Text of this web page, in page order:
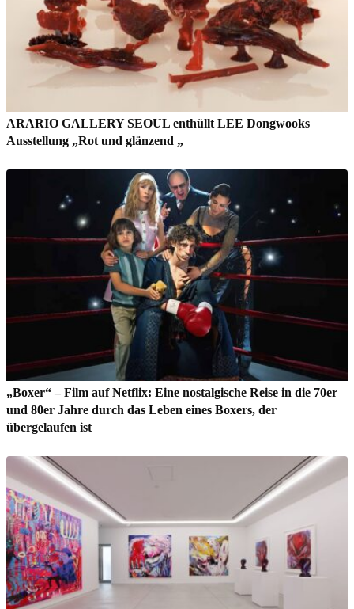
ARARIO GALLERY SEOUL enthüllt LEE Dongwooks
Ausstellung „Rot und glänzend „
„Boxer“ – Film auf Netflix: Eine nostalgische Reise in die 70er
und 80er Jahre durch das Leben eines Boxers, der
übergelaufen ist